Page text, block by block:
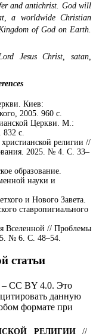
and antichrist. God will
a worldwide Christian
of God on Earth.
Jesus Christ, satan,
Киев:
2005. 960 с.
Церкви. М.:
с.
религии //
2025. № 4. С. 33–
образование.
науки и
и Нового Завета.
ставропигиального
Вселенной // Проблемы
№ 6. С. 48–54.
статьи
CC BY 4.0. Это
данную
формате при
РЕЛИГИИ //